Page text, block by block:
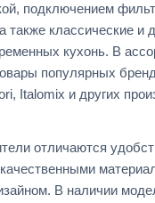
подключением
также классические и
кухонь. В
популярных
Italomix и других
отличаются
В наличии